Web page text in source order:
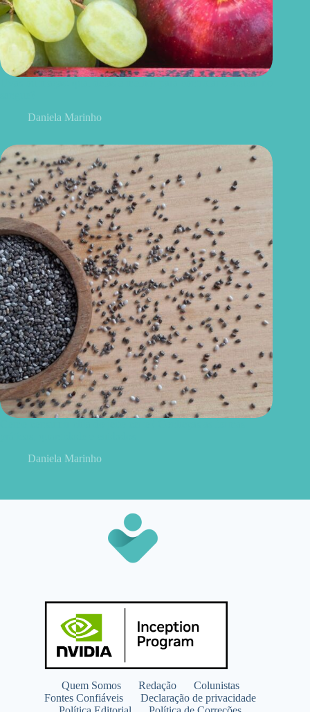
Daniela Marinho
Daniela Marinho
Quem Somos Redação
Colunistas
Fontes Confiáveis
Declaração de privacidade